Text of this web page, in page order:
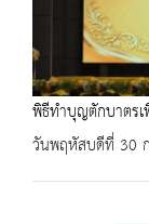
พิธีทำบุญตักบาตรเ
วันพฤหัสบดีที่ 30